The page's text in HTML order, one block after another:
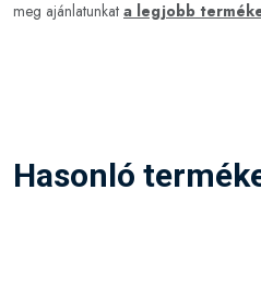
meg ajánlatunkat a legjobb
Hasonló